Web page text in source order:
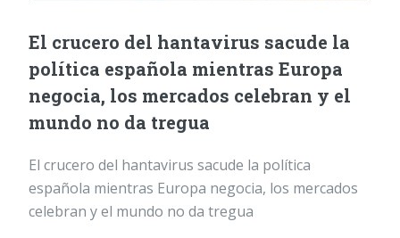
El crucero del hantavirus sacude la
política española mientras Europa
negocia, los mercados celebran y el
mundo no da tregua
El crucero del hantavirus sacude la política
española mientras Europa negocia, los mercados
celebran y el mundo no da tregua